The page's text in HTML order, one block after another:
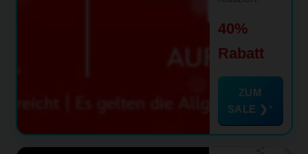
40%
Rabatt
ZUM
SALE ❯